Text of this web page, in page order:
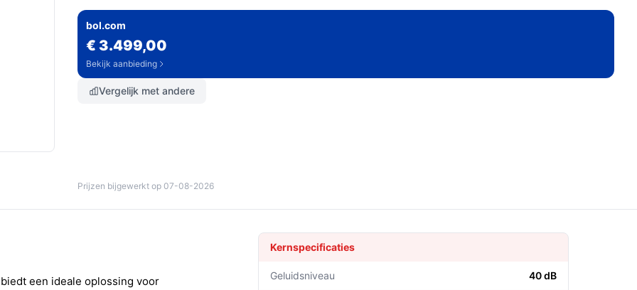
bol.com
€ 3.499,00
Bekijk aanbieding
Vergelijk met andere
Prijzen bijgewerkt op 07-08-2026
een ideale oplossing voor
Kernspecificaties
Geluidsniveau 40 dB